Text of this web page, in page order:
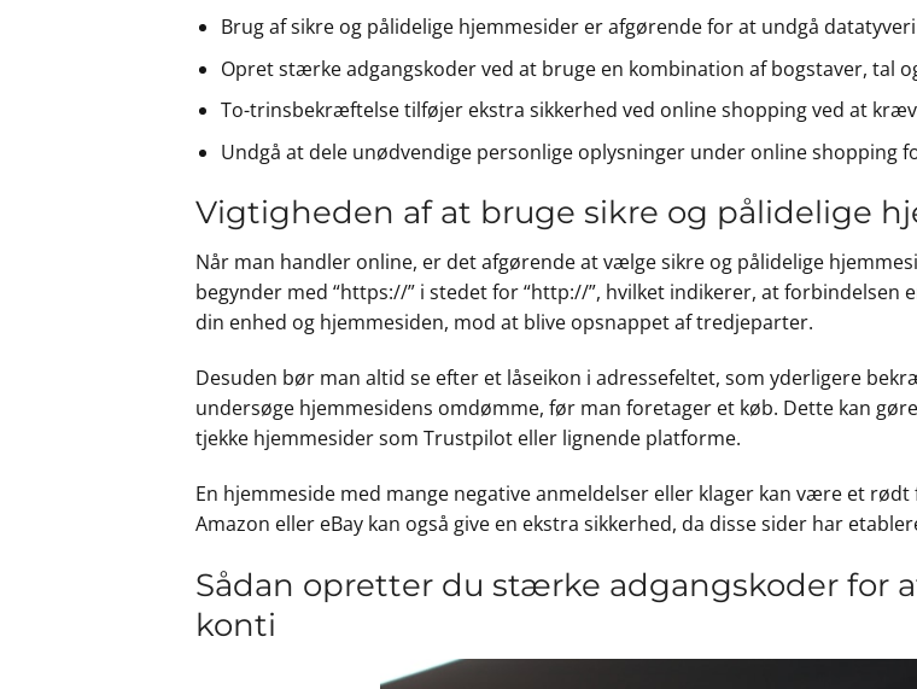
Brug af sikre og pålidelige hjemmesider er afgørende for at undgå
Opret stærke adgangskoder ved at bruge en kombination af bogstaver, tal
To-trinsbekræftelse tilføjer ekstra sikkerhed ved online shopping ved at
Undgå at dele unødvendige personlige oplysninger under online shopping
Vigtigheden af at bruge sikre og pålidelige
Når man handler online, er det afgørende at vælge sikre og pålidelige
begynder med “https://” i stedet for “http://”, hvilket indikerer, at
din enhed og hjemmesiden, mod at blive opsnappet af tredjeparter.
Desuden bør man altid se efter et låseikon i adressefeltet, som yderligere
undersøge hjemmesidens omdømme, før man foretager et køb. Dette kan
tjekke hjemmesider som Trustpilot eller lignende platforme.
En hjemmeside med mange negative anmeldelser eller klager kan være et
Amazon eller eBay kan også give en ekstra sikkerhed, da disse sider har
Sådan opretter du stærke adgangskoder for
konti